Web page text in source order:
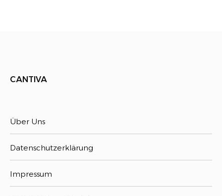
CANTIVA
Über Uns
Datenschutzerklärung
Impressum